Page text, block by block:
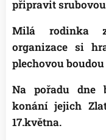
připravit
Milá rodinka
organizace si
plechovou
Na pořadu dne
konání jejich
17.května.